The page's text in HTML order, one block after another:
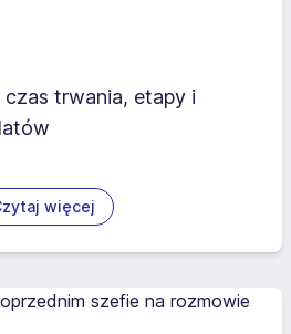
trwania, etapy i
więcej